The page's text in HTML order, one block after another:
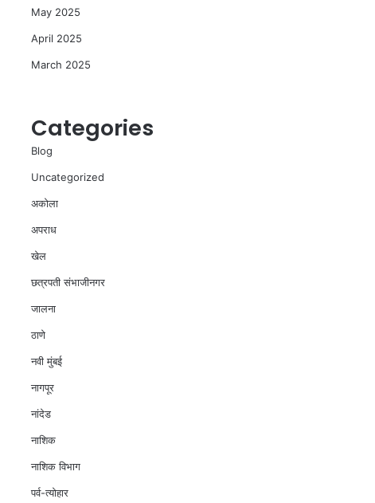
May 2025
April 2025
March 2025
Categories
Blog
Uncategorized
अकोला
अपराध
खेल
छत्रपती संभाजीनगर
जालना
ठाणे
नवी मुंबई
नागपूर
नांदेड
नाशिक
नाशिक विभाग
पर्व-त्योहार